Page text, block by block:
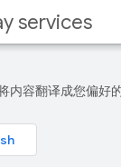
services
内容翻译成您偏好